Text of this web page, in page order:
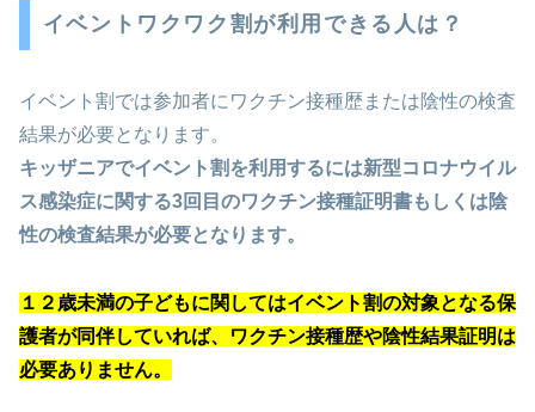
イベントワクワク割が利用できる人は？
イベント割では参加者にワクチン接種歴または陰性の検査
結果が必要となります。
キッザニアでイベント割を利用するには新型コロナウイル
ス感染症に関する3回目のワクチン接種証明書もしくは陰
性の検査結果が必要となります。
１２歳未満の子どもに関してはイベント割の対象となる保
護者が同伴していれば、ワクチン接種歴や陰性結果証明は
必要ありません。